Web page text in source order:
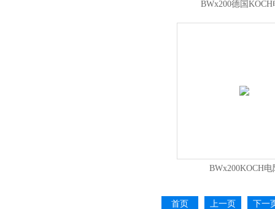
BWx200德国KOCH
BWx200KOCH电
首页 上一页 下一